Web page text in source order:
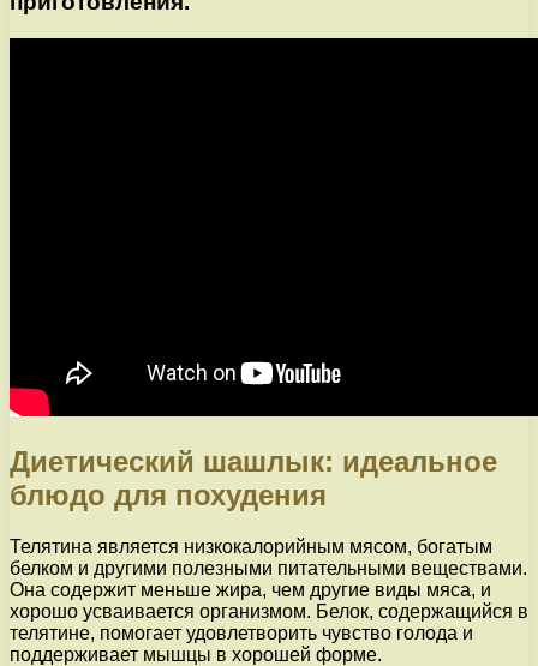
Диетический шашлык: идеальное
блюдо для похудения
Телятина является низкокалорийным мясом, богатым
белком и другими полезными питательными веществами.
Она содержит меньше жира, чем другие виды мяса, и
хорошо усваивается организмом. Белок, содержащийся в
телятине, помогает удовлетворить чувство голода и
поддерживает мышцы в хорошей форме.